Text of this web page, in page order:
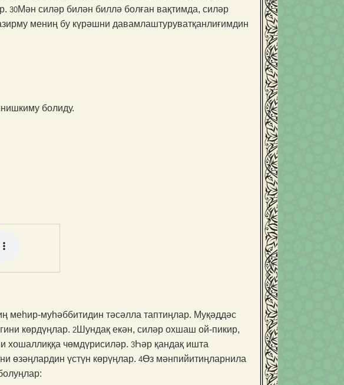
30Мән силәр билән биллә болған вақтимда, силәр
мениң бу күрәшни давамлашту­руватқанлиғимдин
болиду.
меһир-муһәббитидин тәсәлла таптиңлар. Муқәддәс
көрдүңлар. 2 Шундақ екән, силәр охшаш ой-пикир,
хошаллиққа чөмдүрисиләр. 3 Һәр қандақ ишта
өзәңлардин үстүн көрүңлар. 4Өз мәнпийи­тиңларнила